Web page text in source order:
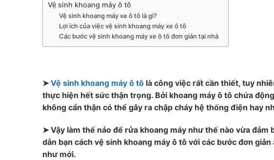
Vệ sinh khoang máy ô tô
Vệ sinh khoang máy xe ô tô là gì?
Lợi ích của việc vệ sinh khoang máy xe ô tô
Các bước vệ sinh khoang máy xe ô tô đơn giản tại nhà
➤Vệ sinh khoang máy ô tô là công việc rất cần thiết, tuy
thực hiện hết sức thận trọng. Bởi khoang máy ô tô chứa
không cẩn thận có thể gây ra chập cháy hệ thống điện hay
➤ Vậy làm thế nảo để rửa khoang máy như thế nào vừa
dẫn bạn cách vệ sinh khoang máy ô tô với các bước đơn
như mới.